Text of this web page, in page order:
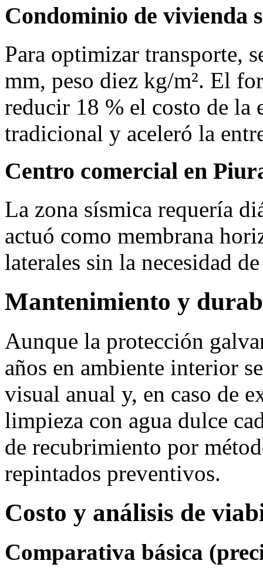
Condominio de vivienda
Para optimizar transporte,
mm, peso diez kg/m². El
reducir 18 % el costo de la
tradicional y aceleró la
Centro comercial en
La zona sísmica requería
actuó como membrana
laterales sin la necesidad
Mantenimiento y
Aunque la protección
años en ambiente interior
visual anual y, en caso de
limpieza con agua dulce
de recubrimiento por
repintados preventivos.
Costo y análisis de
Comparativa básica